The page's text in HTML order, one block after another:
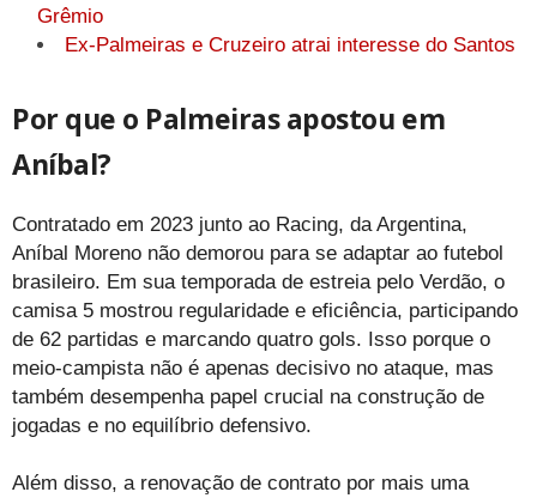
Grêmio
Ex-Palmeiras e Cruzeiro atrai interesse do Santos
Por que o Palmeiras apostou em
Aníbal?
Contratado em 2023 junto ao Racing, da Argentina,
Aníbal Moreno não demorou para se adaptar ao futebol
brasileiro. Em sua temporada de estreia pelo Verdão, o
camisa 5 mostrou regularidade e eficiência, participando
de 62 partidas e marcando quatro gols. Isso porque o
meio-campista não é apenas decisivo no ataque, mas
também desempenha papel crucial na construção de
jogadas e no equilíbrio defensivo.
Além disso, a renovação de contrato por mais uma